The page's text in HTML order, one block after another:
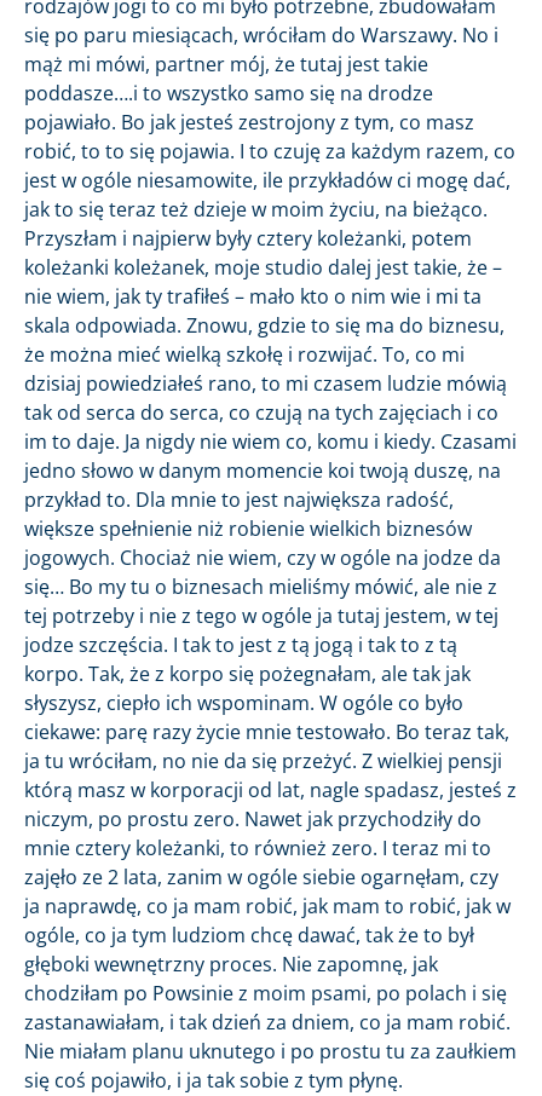
rodzajów jogi to co mi było potrzebne, zbudowałam
się po paru miesiącach, wróciłam do Warszawy. No i
mąż mi mówi, partner mój, że tutaj jest takie
poddasze….i to wszystko samo się na drodze
pojawiało. Bo jak jesteś zestrojony z tym, co masz
robić, to to się pojawia. I to czuję za każdym razem, co
jest w ogóle niesamowite, ile przykładów ci mogę dać,
jak to się teraz też dzieje w moim życiu, na bieżąco.
Przyszłam i najpierw były cztery koleżanki, potem
koleżanki koleżanek, moje studio dalej jest takie, że –
nie wiem, jak ty trafiłeś – mało kto o nim wie i mi ta
skala odpowiada. Znowu, gdzie to się ma do biznesu,
że można mieć wielką szkołę i rozwijać. To, co mi
dzisiaj powiedziałeś rano, to mi czasem ludzie mówią
tak od serca do serca, co czują na tych zajęciach i co
im to daje. Ja nigdy nie wiem co, komu i kiedy. Czasami
jedno słowo w danym momencie koi twoją duszę, na
przykład to. Dla mnie to jest największa radość,
większe spełnienie niż robienie wielkich biznesów
jogowych. Chociaż nie wiem, czy w ogóle na jodze da
się… Bo my tu o biznesach mieliśmy mówić, ale nie z
tej potrzeby i nie z tego w ogóle ja tutaj jestem, w tej
jodze szczęścia. I tak to jest z tą jogą i tak to z tą
korpo. Tak, że z korpo się pożegnałam, ale tak jak
słyszysz, ciepło ich wspominam. W ogóle co było
ciekawe: parę razy życie mnie testowało. Bo teraz tak,
ja tu wróciłam, no nie da się przeżyć. Z wielkiej pensji
którą masz w korporacji od lat, nagle spadasz, jesteś z
niczym, po prostu zero. Nawet jak przychodziły do
mnie cztery koleżanki, to również zero. I teraz mi to
zajęło ze 2 lata, zanim w ogóle siebie ogarnęłam, czy
ja naprawdę, co ja mam robić, jak mam to robić, jak w
ogóle, co ja tym ludziom chcę dawać, tak że to był
głęboki wewnętrzny proces. Nie zapomnę, jak
chodziłam po Powsinie z moim psami, po polach i się
zastanawiałam, i tak dzień za dniem, co ja mam robić.
Nie miałam planu uknutego i po prostu tu za zaułkiem
się coś pojawiło, i ja tak sobie z tym płynę.